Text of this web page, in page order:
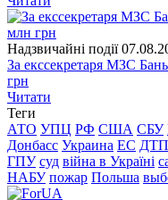
Надзвичайні події
За екссекретаря МЗС
грн
Читати
Теги
АТО УПЦ РФ США СБУ
Донбасс Украина ЕС ДТП
ГПУ суд війна в Україні
НАБУ пожар Польша